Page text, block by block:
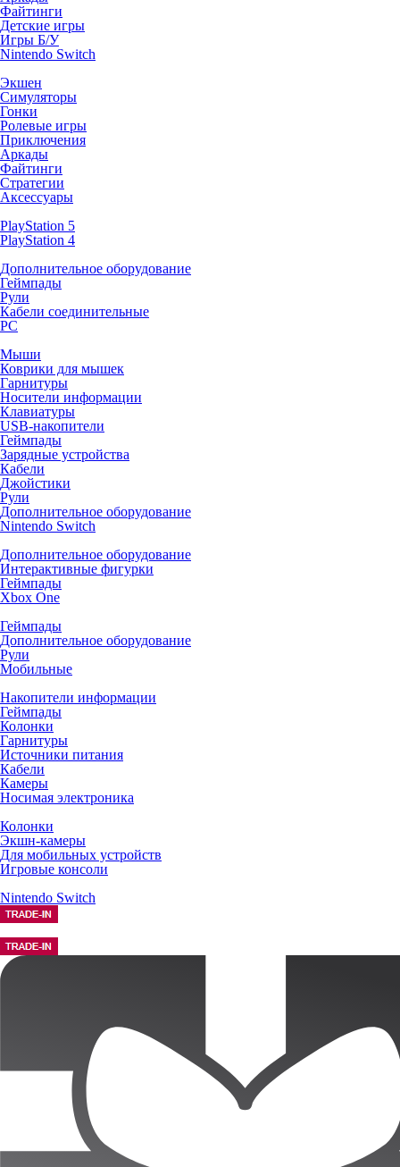
Файтинги
Детские игры
Игры Б/У
Nintendo Switch
Экшен
Симуляторы
Гонки
Ролевые игры
Приключения
Аркады
Файтинги
Стратегии
Аксессуары
PlayStation 5
PlayStation 4
Дополнительное оборудование
Геймпады
Рули
Кабели соединительные
PC
Мыши
Коврики для мышек
Гарнитуры
Носители информации
Клавиатуры
USB-накопители
Геймпады
Зарядные устройства
Кабели
Джойстики
Рули
Дополнительное оборудование
Nintendo Switch
Дополнительное оборудование
Интерактивные фигурки
Геймпады
Xbox One
Геймпады
Дополнительное оборудование
Рули
Мобильные
Накопители информации
Геймпады
Колонки
Гарнитуры
Источники питания
Кабели
Камеры
Носимая электроника
Колонки
Экшн-камеры
Для мобильных устройств
Игровые консоли
Nintendo Switch